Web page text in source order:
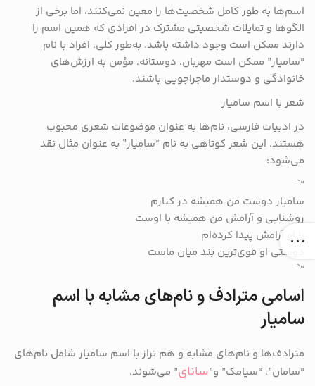
اسم‌ها به طور کامل شخصیت‌ها را معین نمی‌کنند، اما برخی از
الگوها و تمایلات شخصیتی مشترک در افرادی که همین اسم را
دارند ممکن است وجود داشته باشد. به‌طور کلی، افراد با نام
“سامیار” ممکن است مهربان، دوستانه، مؤمن به ارزش‌های
خانوادگی و دوستدار ماجراجویی باشند.
شعر با اسم سامیار
در ادبیات فارسی، نام‌ها به عنوان موضوعات شعری محبوب
هستند. این شعر کوتاهی به نام “سامیار” به عنوان مثال نقد
می‌شود:
“`
سامیار دوست من همیشه در کنارم
روشنایی و آرامش من همیشه با اوست
با او آرامش پیدا کرده‌ام
دوستی او قوی‌ترین بند میان ماست
“`
اسامی مترادف‌ و نام‌های مشابه با اسم
سامیار
مترادف‌ها و نام‌های مشابه و هم تراز با اسم سامیار شامل نام‌های
“سامان”، “سیامک” و”سانای” می‌شوند.